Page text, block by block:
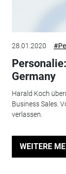
28.01.2020
Germany
Harald Koch
Business Sales.
verlassen.
WEITERE